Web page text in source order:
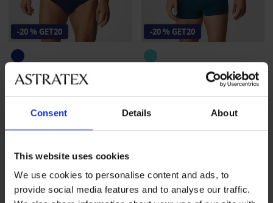
Consent Details About
This website uses cookies
We use cookies to personalise content and ads, to
provide social media features and to analyse our traffic.
-20 % GET20
Μπαμπού σλιπ Blue II χωρίς
ραφές
15,99 €
12,79 €κωδικός
-20 % GET20
Μπαμπού μποξεράκι Petrol
Blue χωρίς ραφές
16,99 €
13,59 €
GET20